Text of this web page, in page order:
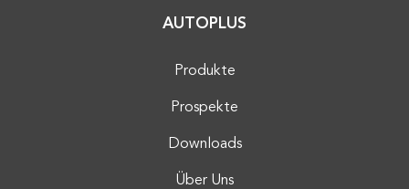
AUTOPLUS
Produkte
Prospekte
Downloads
Über Uns